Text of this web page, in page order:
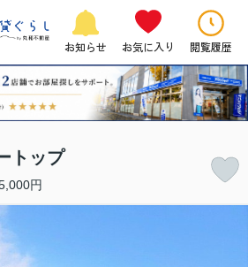
お知らせ お気に入り 閲覧履歴
トップ
円